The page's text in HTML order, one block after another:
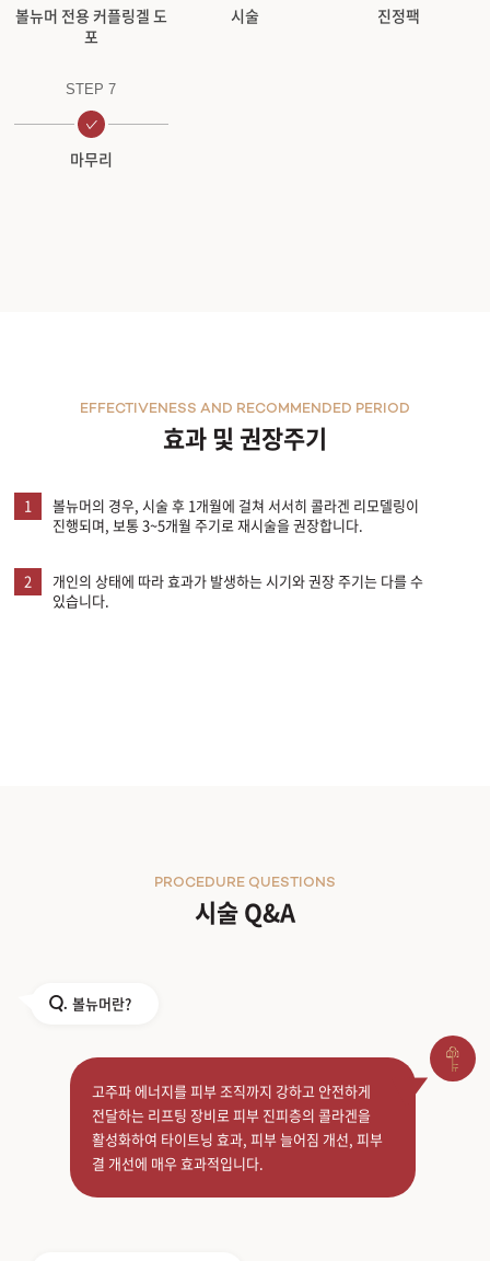
볼뉴머 전용 커플링겔 도
포
시술 진정팩
STEP 7
마무리
효과 및 권장주기
EFFECTIVENESS AND RECOMMENDED PERIOD
1
볼뉴머의 경우, 시술 후 1개월에 걸쳐 서서히 콜라겐 리모델링이
진행되며, 보통 3~5개월 주기로 재시술을 권장합니다.
2
개인의 상태에 따라 효과가 발생하는 시기와 권장 주기는 다를 수
있습니다.
시술 Q&A
PROCEDURE QUESTIONS
Q. 볼뉴머란?
고주파 에너지를 피부 조직까지 강하고 안전하게
전달하는 리프팅 장비로 피부 진피층의 콜라겐을
활성화하여 타이트닝 효과, 피부 늘어짐 개선, 피부
결 개선에 매우 효과적입니다.